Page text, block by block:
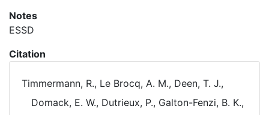
Notes
ESSD
Citation
Timmermann, R., Le Brocq, A. M., Deen, T. J.,
Domack, E. W., Dutrieux, P., Galton-Fenzi, B. K.,